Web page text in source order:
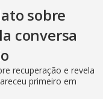
sobre
conversa
recuperação e revela
primeiro em